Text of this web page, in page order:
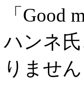
「Good
ハンネ
りません